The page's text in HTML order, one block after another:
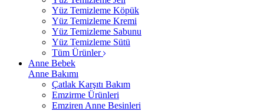
Yüz Temizleme Köpük
Yüz Temizleme Kremi
Yüz Temizleme Sabunu
Yüz Temizleme Sütü
Tüm Ürünler
Anne Bebek
Anne Bakımı
Çatlak Karşıtı Bakım
Emzirme Ürünleri
Emziren Anne Besinleri